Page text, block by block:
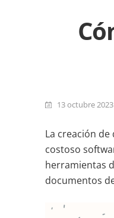
13 octubre 2023
La creación
costoso
herramientas
documentos